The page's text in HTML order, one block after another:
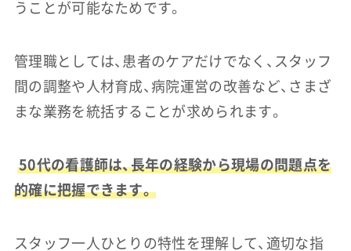
うことが可能なためです。
管理職としては、患者のケアだけでなく、スタッフ
間の調整や人材育成、病院運営の改善など、さまざ
まな業務を統括することが求められます。
50代の看護師は、長年の経験から現場の問題点を
的確に把握できます。
スタッフ一人ひとりの特性を理解して、適切な指